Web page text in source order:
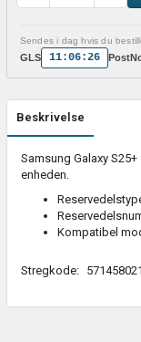
Sendes i dag hvis du
GLS 11:06:26
Beskrivelse
Samsung Galaxy
enheden.
Kompatibel
Stregkode: